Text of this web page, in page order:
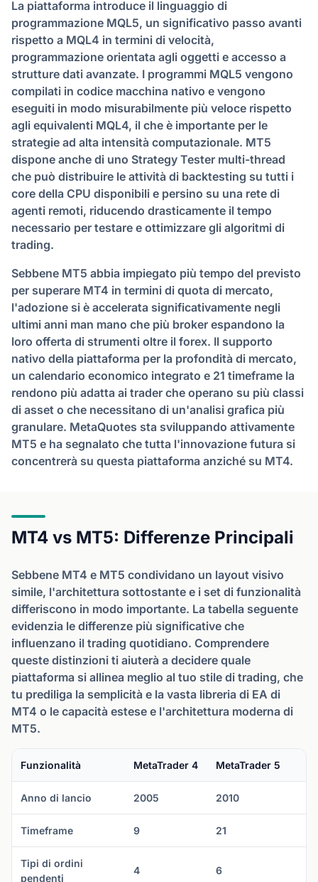
La piattaforma introduce il linguaggio di
programmazione MQL5, un significativo passo avanti
rispetto a MQL4 in termini di velocità,
programmazione orientata agli oggetti e accesso a
strutture dati avanzate. I programmi MQL5 vengono
compilati in codice macchina nativo e vengono
eseguiti in modo misurabilmente più veloce rispetto
agli equivalenti MQL4, il che è importante per le
strategie ad alta intensità computazionale. MT5
dispone anche di uno Strategy Tester multi-thread
che può distribuire le attività di backtesting su tutti i
core della CPU disponibili e persino su una rete di
agenti remoti, riducendo drasticamente il tempo
necessario per testare e ottimizzare gli algoritmi di
trading.
Sebbene MT5 abbia impiegato più tempo del previsto
per superare MT4 in termini di quota di mercato,
l'adozione si è accelerata significativamente negli
ultimi anni man mano che più broker espandono la
loro offerta di strumenti oltre il forex. Il supporto
nativo della piattaforma per la profondità di mercato,
un calendario economico integrato e 21 timeframe la
rendono più adatta ai trader che operano su più classi
di asset o che necessitano di un'analisi grafica più
granulare. MetaQuotes sta sviluppando attivamente
MT5 e ha segnalato che tutta l'innovazione futura si
concentrerà su questa piattaforma anziché su MT4.
MT4 vs MT5: Differenze Principali
Sebbene MT4 e MT5 condividano un layout visivo
simile, l'architettura sottostante e i set di funzionalità
differiscono in modo importante. La tabella seguente
evidenzia le differenze più significative che
influenzano il trading quotidiano. Comprendere
queste distinzioni ti aiuterà a decidere quale
piattaforma si allinea meglio al tuo stile di trading, che
tu prediliga la semplicità e la vasta libreria di EA di
MT4 o le capacità estese e l'architettura moderna di
MT5.
Funzionalità MetaTrader 4 MetaTrader 5
Anno di lancio 2005 2010
Timeframe 9 21
Tipi di ordini
pendenti
4 6